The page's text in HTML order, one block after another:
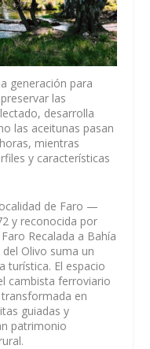
generación para
las
desarrolla
las aceitunas pasan
mientras
y características
de Faro —
y reconocida por
Recalada a Bahía
Olivo suma un
turística. El espacio
cambista ferroviario
en
guiadas y
patrimonio